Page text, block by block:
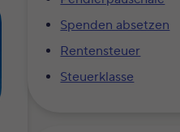
Spenden absetzen
Rentensteuer
Steuerklasse